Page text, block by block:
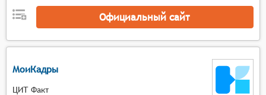
Официальный сайт
МоиКадры
ЦИТ Факт